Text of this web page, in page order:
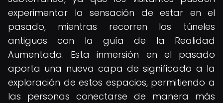
experimentar la sensación de estar en el
pasado, mientras recorren los túneles
antiguos con la guía de la Realidad
Aumentada. Esta inmersión en el pasado
aporta una nueva capa de significado a la
exploración de estos espacios, permitiendo a
las personas conectarse de manera más